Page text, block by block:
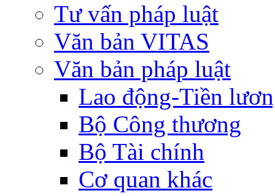
Tư vấn pháp luật
Văn bản VITAS
Văn bản pháp luật
Lao động-Tiền
Bộ Công thương
Bộ Tài chính
Cơ quan khác